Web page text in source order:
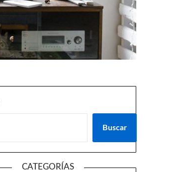
Buscar
CATEGORÍAS